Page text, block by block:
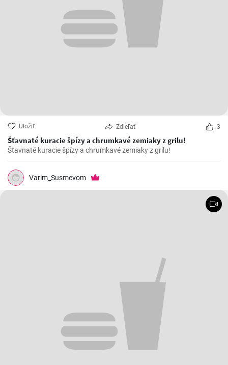
Uložiť Zdieľať 3
Šťavnaté kuracie špízy a chrumkavé zemiaky z grilu!
Šťavnaté kuracie špízy a chrumkavé zemiaky z grilu!
Varim_Susmevom